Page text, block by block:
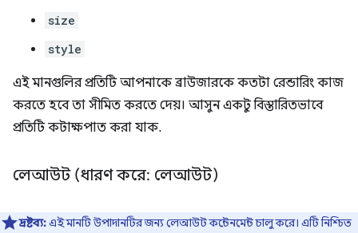
size
style
এই মানগুলির প্রতিটি আপনাকে ব্রাউজারকে কতটা রেন্ডারিং কাজ
করতে হবে তা সীমিত করতে দেয়। আসুন একটু বিস্তারিতভাবে
প্রতিটি কটাক্ষপাত করা যাক.
লেআউট (ধারণ করে: লেআউট)
দ্রষ্টব্য:এই মানটি উপাদানটির জন্য লেআউট কন্টেনমেন্ট চালু করে। এটি নিশ্চিত